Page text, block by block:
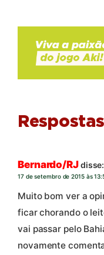
Bernardo/RJdisse:
17 de setembro de 2015 às
Muito bom ver a
ficar chorando o
vai passar pelo
novamente